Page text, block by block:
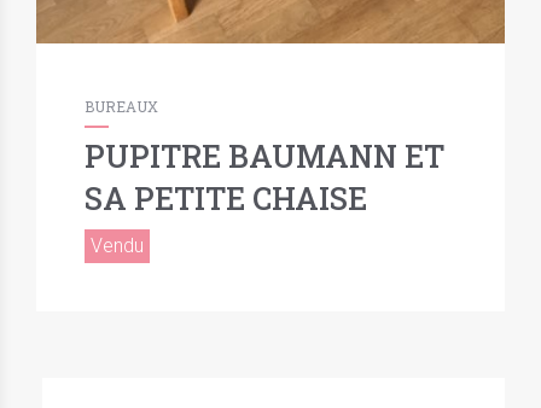
BUREAUX
PUPITRE BAUMANN ET
SA PETITE CHAISE
Vendu